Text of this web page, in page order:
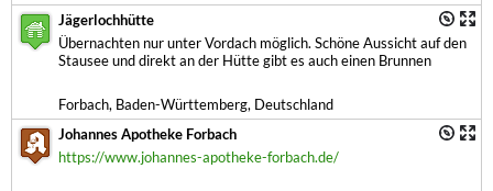
Jägerlochhütte
Übernachten nur unter Vordach möglich. Schöne Aussicht auf den
Stausee und direkt an der Hütte gibt es auch einen Brunnen
Forbach, Baden-Württemberg, Deutschland
Johannes Apotheke Forbach
https://www.johannes-apotheke-forbach.de/